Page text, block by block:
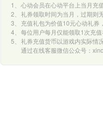
1、 心动会员在心动平台上当月充
2、 礼券领取时间为当月，过期则
3、
充值礼包为价值10元心动礼券
4、 每位用户每月仅能领取1次充
5、 礼券充值货币以游戏内实际情
通过在线客服微信公众号：